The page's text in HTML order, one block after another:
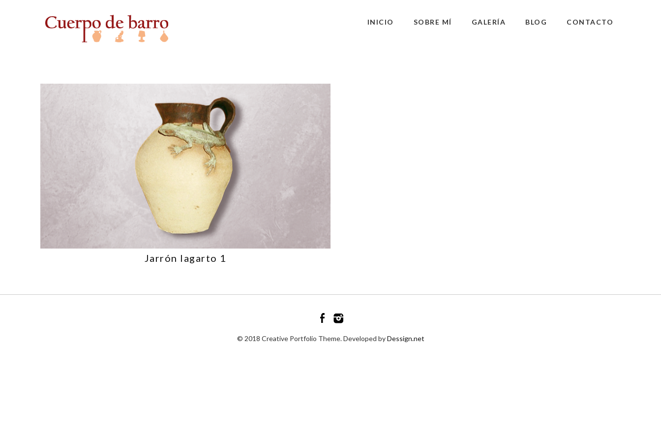
INICIO SOBRE MÍ GALERÍA BLOG CONTACTO
Jarrón lagarto 1
© 2018 Creative Portfolio Theme. Developed byDessign.net